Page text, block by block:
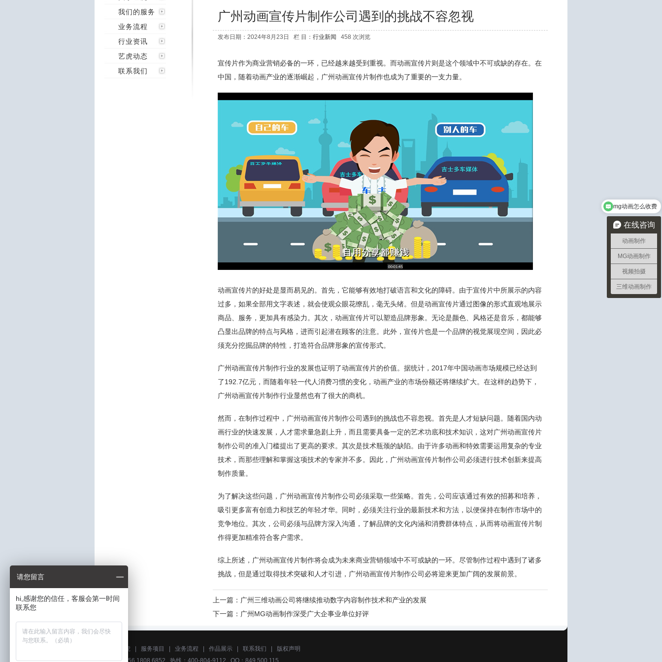
我们的服务
业务流程
行业资讯
艺虎动态
联系我们
广州动画宣传片制作公司遇到的挑战不容忽视
发布日期：2024年8月23日 栏 目： 行业新闻 458 次浏览
宣传片作为商业营销必备的一环，已经越来越受到重视。而动画宣传片则是这个领域中不可或缺的存在。在
中国，随着动画产业的逐渐崛起，广州动画宣传片制作也成为了重要的一支力量。
动画宣传片的好处是显而易见的。首先，它能够有效地打破语言和文化的障碍。由于宣传片中所展示的内容
过多，如果全部用文字表述，就会使观众眼花缭乱，毫无头绪。但是动画宣传片通过图像的形式直观地展示
商品、服务，更加具有感染力。其次，动画宣传片可以塑造品牌形象。无论是颜色、风格还是音乐，都能够
凸显出品牌的特点与风格，进而引起潜在顾客的注意。此外，宣传片也是一个品牌的视觉展现空间，因此必
须充分挖掘品牌的特性，打造符合品牌形象的宣传形式。
广州动画宣传片制作行业的发展也证明了动画宣传片的价值。据统计，2017年中国动画市场规模已经达到
了192.7亿元，而随着年轻一代人消费习惯的变化，动画产业的市场份额还将继续扩大。在这样的趋势下，
广州动画宣传片制作行业显然也有了很大的商机。
然而，在制作过程中，广州动画宣传片制作公司遇到的挑战也不容忽视。首先是人才短缺问题。随着国内动
画行业的快速发展，人才需求量急剧上升，而且需要具备一定的艺术功底和技术知识，这对广州动画宣传片
制作公司的准入门槛提出了更高的要求。其次是技术瓶颈的缺陷。由于许多动画和特效需要运用复杂的专业
技术，而那些理解和掌握这项技术的专家并不多。因此，广州动画宣传片制作公司必须进行技术创新来提高
制作质量。
为了解决这些问题，广州动画宣传片制作公司必须采取一些策略。首先，公司应该通过有效的招募和培养，
吸引更多富有创造力和技艺的年轻才华。同时，必须关注行业的最新技术和方法，以便保持在制作市场中的
竞争地位。其次，公司必须与品牌方深入沟通，了解品牌的文化内涵和消费群体特点，从而将动画宣传片制
作得更加精准符合客户需求。
综上所述，广州动画宣传片制作将会成为未来商业营销领域中不可或缺的一环。尽管制作过程中遇到了诸多
挑战，但是通过取得技术突破和人才引进，广州动画宣传片制作公司必将迎来更加广阔的发展前景。
上一篇： 广州三维动画公司将继续推动数字内容制作技术和产业的发展
下一篇： 广州MG动画制作深受广大企事业单位好评
关于艺虎 服务项目 业务流程 作品展示 联系我们
版权声明
电话：156 1808 6852 热线：400-804-9112 QQ：849 500 115
在线咨询
动画制作
MG动画制作
视频拍摄
三维动画制作
mg动画怎么收费
请您留言
hi,感谢您的信任，客服会第一时间
联系您